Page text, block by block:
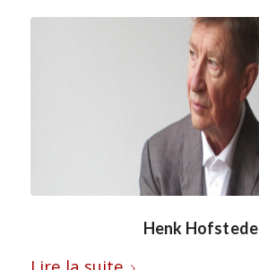
Henk Hofstede